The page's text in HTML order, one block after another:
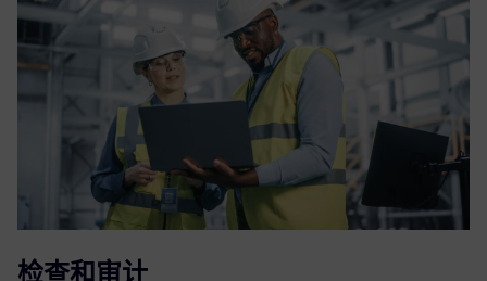
检查和审计